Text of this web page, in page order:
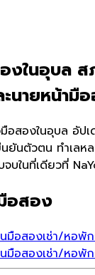
งในอุบล
นายหน้ามื
มือสองในอุบล อัป
ยันตัวตน ทำเลห
บในที่เดียวที่
อสอง
มือสองเช่า/หอพัก
มือสองเช่า/หอพัก